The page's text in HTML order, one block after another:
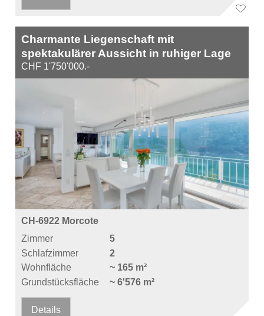
Charmante Liegenschaft mit
spektakulärer Aussicht in ruhiger Lage
CHF 1'750'000.-
CH-6922 Morcote
Zimmer
5
Schlafzimmer
2
Wohnfläche
~ 165 m²
Grundstücksfläche
~ 6'576 m²
Details